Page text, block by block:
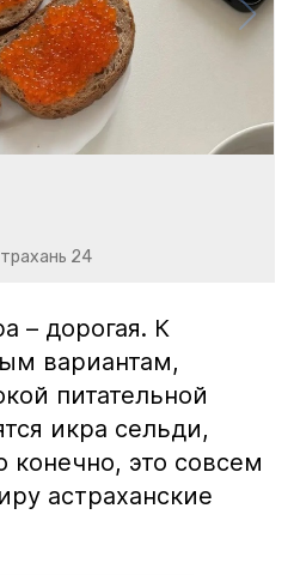
24
– дорогая. К
вариантам,
питательной
икра сельди,
конечно, это совсем
астраханские